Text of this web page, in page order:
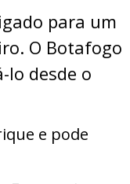
para um
O Botafogo
lo desde o
e pode